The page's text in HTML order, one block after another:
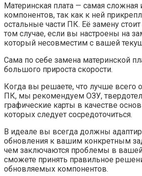
Материнская плата — самая сложная
компонентов, так как к ней
остальные части ПК. Её замену
том случае, если вы настроены на
который несовместим с вашей
Сама по себе замена материнской
большого прироста скорости.
Когда вы решаете, что лучше всего
ПК, мы рекомендуем ОЗУ,
графические карты в качестве
которых следует сосредоточиться.
В идеале вы всегда должны
обновления к вашим конкретным
чем заключаются проблемы в
сможете принять правильное
обновляемых компонентов.